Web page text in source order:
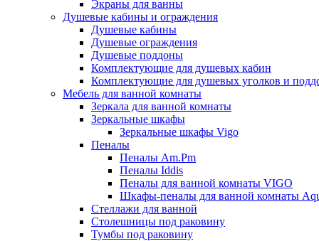
Экраны для ванны
Душевые кабины и ограждения
Душевые кабины
Душевые ограждения
Душевые поддоны
Комплектующие для душевых кабин
Комплектующие для душевых уголков и
Мебель для ванной комнаты
Зеркала для ванной комнаты
Зеркальные шкафы
Зеркальные шкафы Vigo
Пеналы
Пеналы Am.Pm
Пеналы Iddis
Пеналы для ванной комнаты VIGO
Шкафы-пеналы для ванной комнаты
Стеллажи для ванной
Столешницы под раковину
Тумбы под раковину